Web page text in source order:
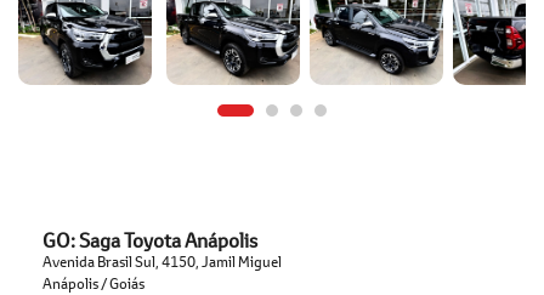
GO: Saga Toyota Anápolis
Avenida Brasil Sul, 4150, Jamil Miguel
Anápolis / Goiás